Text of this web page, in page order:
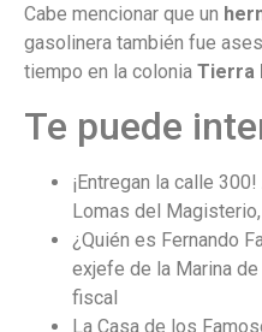
Cabe mencionar que un
gasolinera también fue
tiempo en la colonia Tierra
Te puede
¡Entregan la calle
Lomas del
¿Quién es Fernando
exjefe de la Marina de
fiscal
La Casa de los